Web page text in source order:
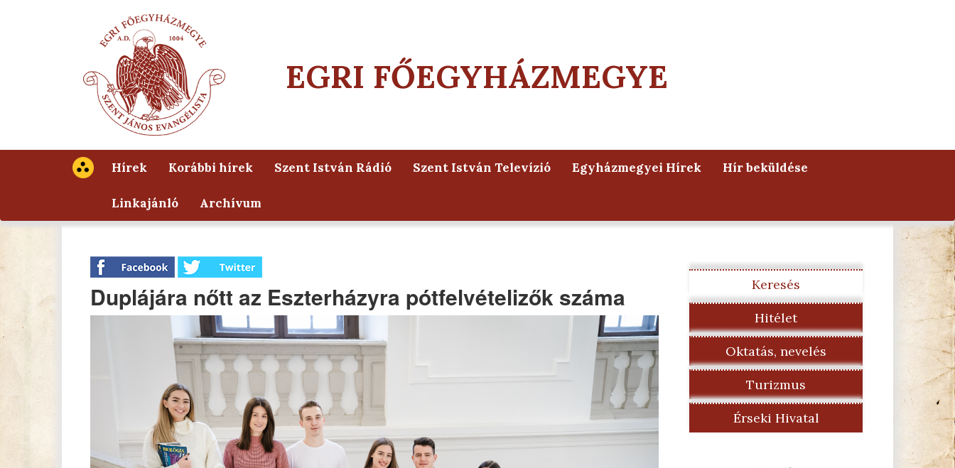
EGRI FŐEGYHÁZMEGYE
Hírek Korábbi hírek Szent István Rádió Szent István Televízió Egyházmegyei Hírek Hír beküldése
Linkajánló Archívum
Duplájára nőtt az Eszterházyra pótfelvételizők száma Keresés
Hitélet
Oktatás, nevelés
Turizmus
Érseki Hivatal